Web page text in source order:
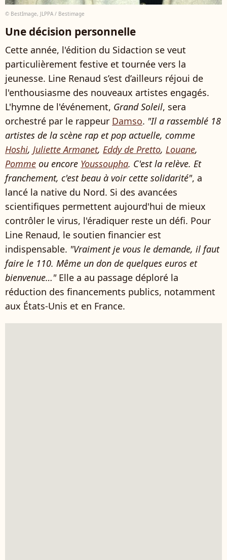
© BestImage, JLPPA / Bestimage
Une décision personnelle
Cette année, l'édition du Sidaction se veut
particulièrement festive et tournée vers la
jeunesse. Line Renaud s’est d’ailleurs réjoui de
l'enthousiasme des nouveaux artistes engagés.
L'hymne de l'événement, Grand Soleil, sera
orchestré par le rappeur Damso. "Il a rassemblé 18
artistes de la scène rap et pop actuelle, comme
Hoshi, Juliette Armanet, Eddy de Pretto, Louane,
Pomme ou encore Youssoupha. C'est la relève. Et
franchement, c'est beau à voir cette solidarité", a
lancé la native du Nord. Si des avancées
scientifiques permettent aujourd'hui de mieux
contrôler le virus, l'éradiquer reste un défi. Pour
Line Renaud, le soutien financier est
indispensable. "Vraiment je vous le demande, il faut
faire le 110. Même un don de quelques euros et
bienvenue…"Elle a au passage déploré la
réduction des financements publics, notamment
aux États-Unis et en France.